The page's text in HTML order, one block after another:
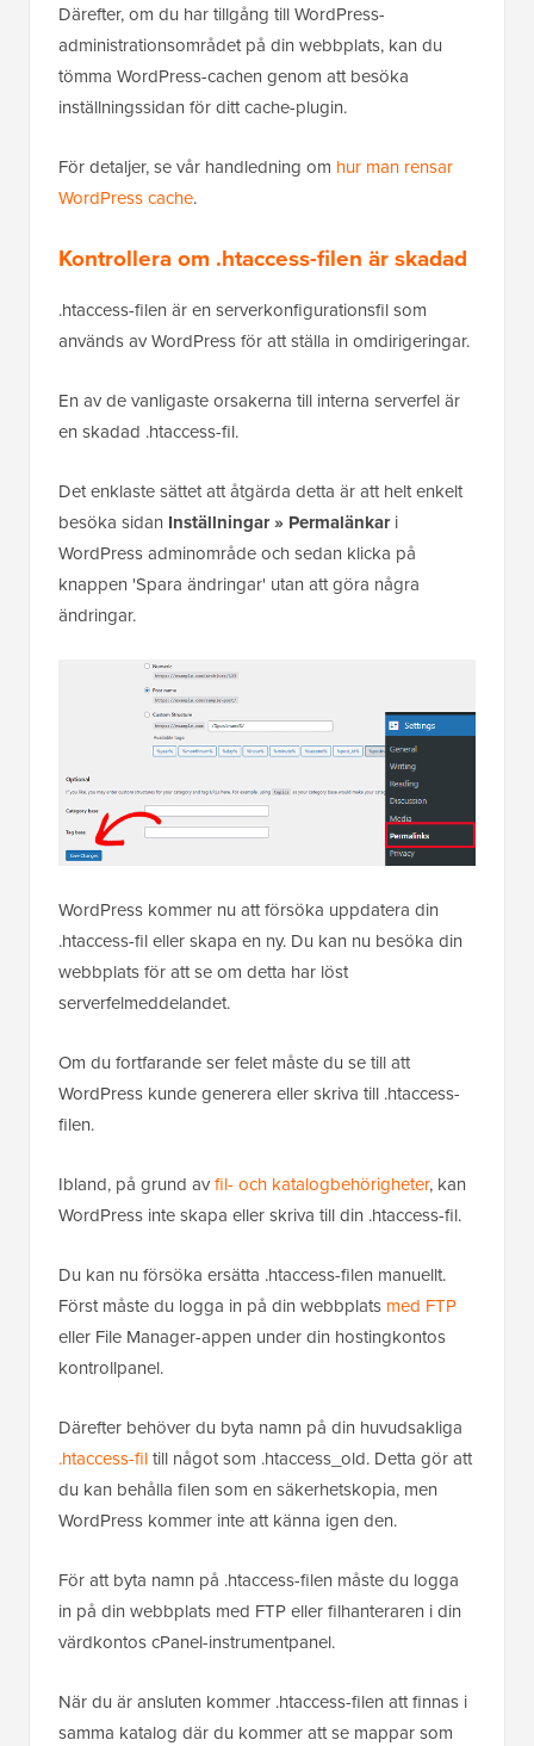
Därefter, om du har tillgång till WordPress-
administrationsområdet på din webbplats, kan du
tömma WordPress-cachen genom att besöka
inställningssidan för ditt cache-plugin.
För detaljer, se vår handledning om hur man rensar
WordPress cache.
Kontrollera om .htaccess-filen är skadad
.htaccess-filen är en serverkonfigurationsfil som
används av WordPress för att ställa in omdirigeringar.
En av de vanligaste orsakerna till interna serverfel är
en skadad .htaccess-fil.
Det enklaste sättet att åtgärda detta är att helt enkelt
besöka sidan Inställningar » Permalänkari
WordPress adminområde och sedan klicka på
knappen 'Spara ändringar' utan att göra några
ändringar.
WordPress kommer nu att försöka uppdatera din
.htaccess-fil eller skapa en ny. Du kan nu besöka din
webbplats för att se om detta har löst
serverfelmeddelandet.
Om du fortfarande ser felet måste du se till att
WordPress kunde generera eller skriva till .htaccess-
filen.
Ibland, på grund avfil- och katalogbehörigheter, kan
WordPress inte skapa eller skriva till din .htaccess-fil.
Du kan nu försöka ersätta .htaccess-filen manuellt.
Först måste du logga in på din webbplats med FTP
eller File Manager-appen under din hostingkontos
kontrollpanel.
Därefter behöver du byta namn på din huvudsakliga
.htaccess-filtill något som .htaccess_old. Detta gör att
du kan behålla filen som en säkerhetskopia, men
WordPress kommer inte att känna igen den.
För att byta namn på .htaccess-filen måste du logga
in på din webbplats med FTP eller filhanteraren i din
värdkontos cPanel-instrumentpanel.
När du är ansluten kommer .htaccess-filen att finnas i
samma katalog där du kommer att se mappar som